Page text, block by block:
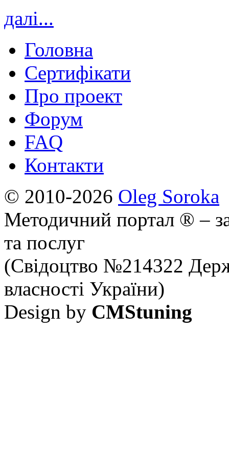
далі...
Головна
Сертифікати
Про проект
Форум
FAQ
Контакти
© 2010-2026 Oleg Soroka
Методичний портал ® –
та послуг
(Свідоцтво №214322
власності України)
Design by CMStuning